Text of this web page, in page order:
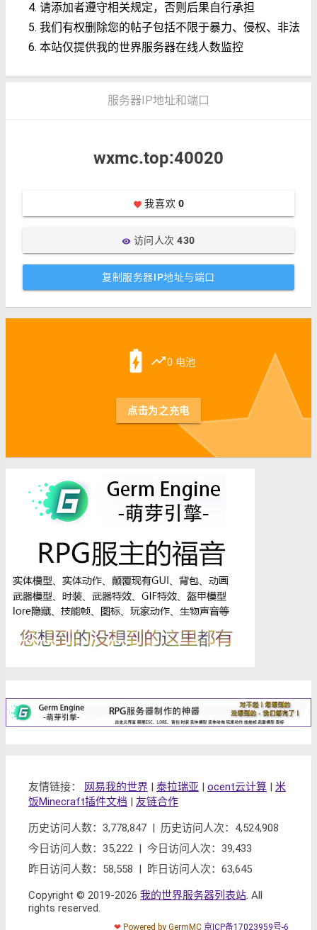
请添加者遵守相关规定，否则后果自行承担
我们有权删除您的帖子包括不限于暴力、侵权、非法
本站仅提供我的世界服务器在线人数监控
服务器IP地址和端口
wxmc.top:40020
favorite 我喜欢 0
visibility访问人次430
复制服务器IP地址与端口
battery_charging_full trending_up0 电池
点击为之充电
友情链接： 网易我的世界 | 泰拉瑞亚 | ocent云计算 | 米
饭Minecraft插件文档 | 友链合作
历史访问人数：3,778,847 | 历史访问人次：4,524,908
今日访问人数：35,222 | 今日访问人次：39,433
昨日访问人数：58,558 | 昨日访问人次：63,645
Copyright © 2019-2026 我的世界服务器列表站. All
rights reserved.
❤ Powered by GermMC 京ICP备17023959号-6